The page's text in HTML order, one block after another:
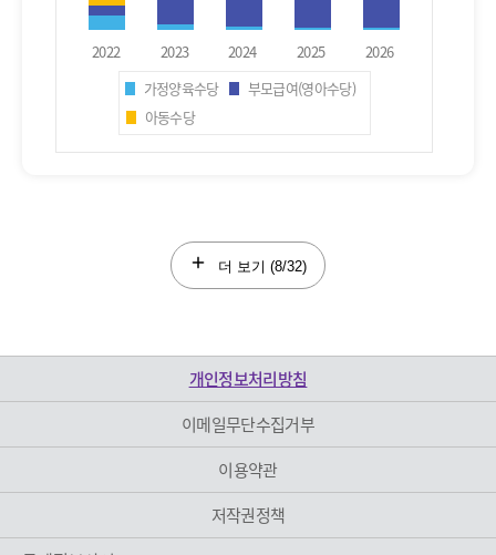
가정양육수당
부모급여(영아수당)
아동수당
더 보기 (8/32)
개인정보처리방침
이메일무단수집거부
이용약관
저작권정책